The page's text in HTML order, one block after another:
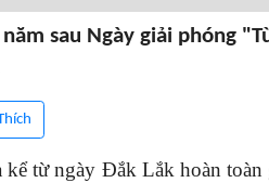
năm sau Ngày giải phóng
từ ngày Đắk Lắk hoàn